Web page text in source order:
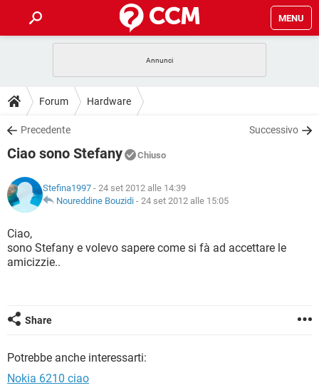
MENU
INTRATTENIMENTO
iOS
INSTAGRAM
TIKTOK
HARDWARE
GUIDE
COVID-19
INSTAGRAM WHATSAPP
TIKTOK
HARDWARE
DOWNLOAD
COVID-19
INTRATTENIMENTO
iOS WINDOWS 10
INSTAGRAM
TIKTOK FACEBOOK
COVID-19 GAMING
INTRATTENIMENTO
iOS
INSTAGRAM
HARDWARE
GLOSSARIO
COVID-19
INTRATTENIMENTO ANDROID
TIKTOK
Forum Hardware
Precedente Successivo
Ciao sono Stefany Chiuso
Stefina1997 - 24 set 2012 alle 14:39
Noureddine Bouzidi - 24 set 2012 alle 15:05
Ciao,
sono Stefany e volevo sapere come si fà ad accettare le
amicizzie..
Share
Potrebbe anche interessarti:
Nokia 6210 ciao